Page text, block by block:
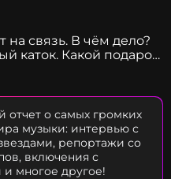
связь. В чём дело?
каток. Какой подарок
Новый год?
50 лет. С
фронтмена группы
бэнд хайпанул
Глюкозы теперь
Эти и многие другие
просмотра.
отчет о самых громких
музыки: интервью с
репортажи со
включения с
многое другое!